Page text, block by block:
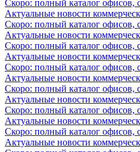
Скоро: полный каталог офисов,
Актуальные новости
Скоро: полный каталог офисов,
Актуальные новости
Скоро: полный каталог офисов,
Актуальные новости
Скоро: полный каталог офисов,
Актуальные новости
Скоро: полный каталог офисов,
Актуальные новости
Скоро: полный каталог офисов,
Актуальные новости
Скоро: полный каталог офисов,
Актуальные новости